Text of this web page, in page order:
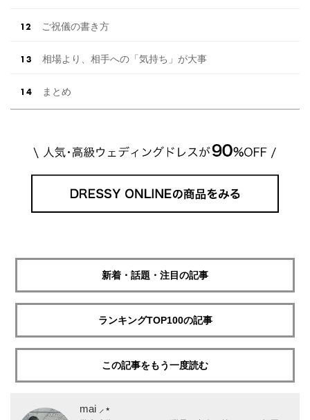
ご祝儀の書き方
相場より、相手への「気持ち」が大事
まとめ
新着・話題・注目の記事
ランキングTOP100の記事
この記事をもう一度読む
mai ⸝⋆